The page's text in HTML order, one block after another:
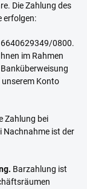
Die Zahlung des
erfolgen:
0800.
im Rahmen
Konto
Zahlung bei
Nachnahme ist der
Barzahlung ist